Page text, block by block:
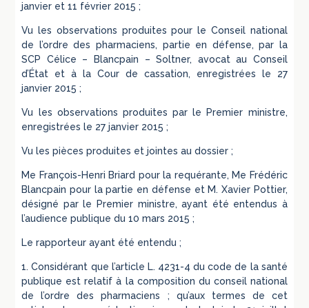
janvier et 11 février 2015 ;
Vu les observations produites pour le Conseil national
de l’ordre des pharmaciens, partie en défense, par la
SCP Célice – Blancpain – Soltner, avocat au Conseil
d’État et à la Cour de cassation, enregistrées le 27
janvier 2015 ;
Vu les observations produites par le Premier ministre,
enregistrées le 27 janvier 2015 ;
Vu les pièces produites et jointes au dossier ;
Me François-Henri Briard pour la requérante, Me Frédéric
Blancpain pour la partie en défense et M. Xavier Pottier,
désigné par le Premier ministre, ayant été entendus à
l’audience publique du 10 mars 2015 ;
Le rapporteur ayant été entendu ;
1. Considérant que l’article L. 4231-4 du code de la santé
publique est relatif à la composition du conseil national
de l’ordre des pharmaciens ; qu’aux termes de cet